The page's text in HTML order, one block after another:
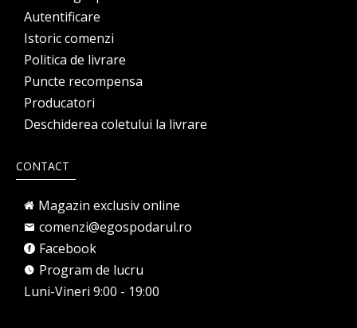
Autentificare
Istoric comenzi
Politica de livrare
Puncte recompensa
Producatori
Deschiderea coletului la livrare
CONTACT
Magazin exclusiv online
comenzi@egospodarul.ro
Facebook
Program de lucru
Luni-Vineri 9:00 - 19:00